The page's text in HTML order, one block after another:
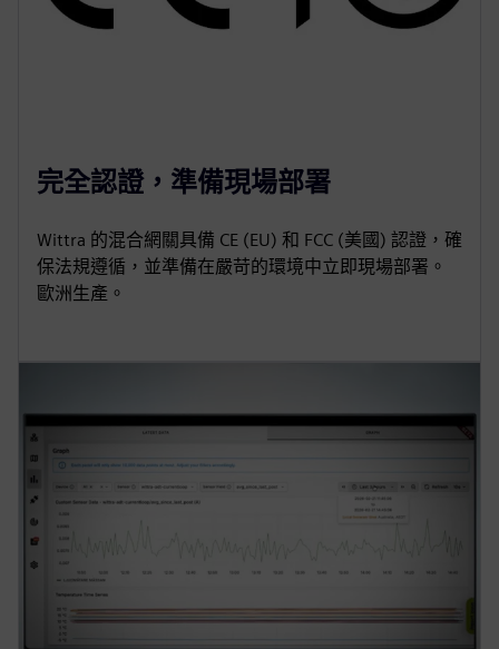
完全認證，準備現場部署
Wittra 的混合網關具備 CE (EU) 和 FCC (美國) 認證，確
保法規遵循，並準備在嚴苛的環境中立即現場部署。
歐洲生產。